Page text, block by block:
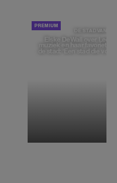
DE STAD VAN
Elske DeWall over
muziek en haar favoriete
de stad: 'Een stad die